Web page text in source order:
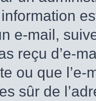
e-mail,
reçu d’e-
ou que
sûr de